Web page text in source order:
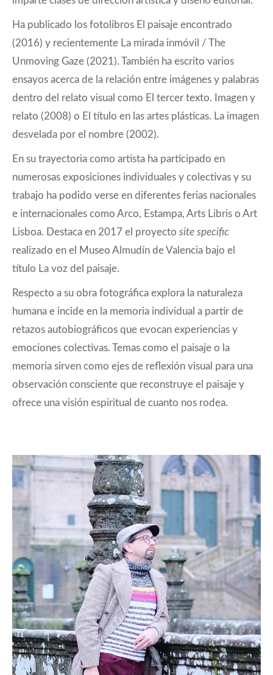
Ha publicado los fotolibros El paisaje encontrado
(2016) y recientemente La mirada inmóvil / The
Unmoving Gaze (2021). También ha escrito varios
ensayos acerca de la relación entre imágenes y palabras
dentro del relato visual como El tercer texto. Imagen y
relato (2008) o El título en las artes plásticas. La imagen
desvelada por el nombre (2002).
En su trayectoria como artista ha participado en
numerosas exposiciones individuales y colectivas y su
trabajo ha podido verse en diferentes ferias nacionales
e internacionales como Arco, Estampa, Arts Libris o Art
Lisboa. Destaca en 2017 el proyecto site specific
realizado en el Museo Almudín de Valencia bajo el
título La voz del paisaje.
Respecto a su obra fotográfica explora la naturaleza
humana e incide en la memoria individual a partir de
retazos autobiográficos que evocan experiencias y
emociones colectivas. Temas como el paisaje o la
memoria sirven como ejes de reflexión visual para una
observación consciente que reconstruye el paisaje y
ofrece una visión espiritual de cuanto nos rodea.